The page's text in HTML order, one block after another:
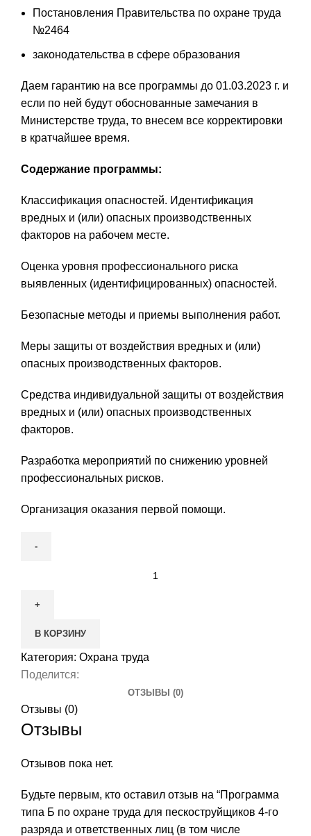
Постановления Правительства по охране труда
№2464
законодательства в сфере образования
Даем гарантию на все программы до 01.03.2023 г. и
если по ней будут обоснованные замечания в
Министерстве труда, то внесем все корректировки
в кратчайшее время.
Содержание программы:
Классификация опасностей. Идентификация
вредных и (или) опасных производственных
факторов на рабочем месте.
Оценка уровня профессионального риска
выявленных (идентифицированных) опасностей.
Безопасные методы и приемы выполнения работ.
Меры защиты от воздействия вредных и (или)
опасных производственных факторов.
Средства индивидуальной защиты от воздействия
вредных и (или) опасных производственных
факторов.
Разработка мероприятий по снижению уровней
профессиональных рисков.
Организация оказания первой помощи.
Программа
по
охране
для
пескоструйщиков
го
и
ответственных
лиц
В КОРЗИНУ
Категория: Охрана труда
Поделится:
ОТЗЫВЫ (0)
Отзывы (0)
Отзывы
Отзывов пока нет.
Будьте первым, кто оставил отзыв на “Программа
типа Б по охране труда для пескоструйщиков 4-го
разряда и ответственных лиц (в том числе